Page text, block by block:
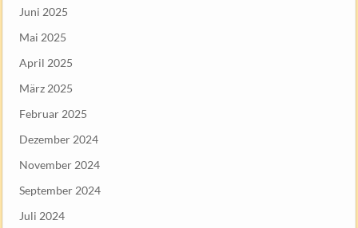
Juni 2025
Mai 2025
April 2025
März 2025
Februar 2025
Dezember 2024
November 2024
September 2024
Juli 2024